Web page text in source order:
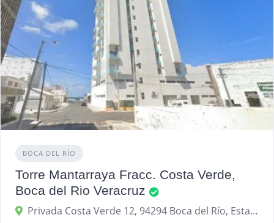
BOCA DEL RÍO
Torre Mantarraya Fracc. Costa Verde,
Boca del Rio Veracruz
Privada Costa Verde 12, 94294 Boca del Río, Estado de Veracruz, México